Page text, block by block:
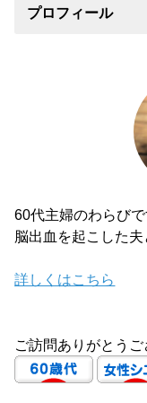
プロフィール
60代主婦のわらびで
脳出血を起こした夫
詳しくはこちら
ご訪問ありがとうご